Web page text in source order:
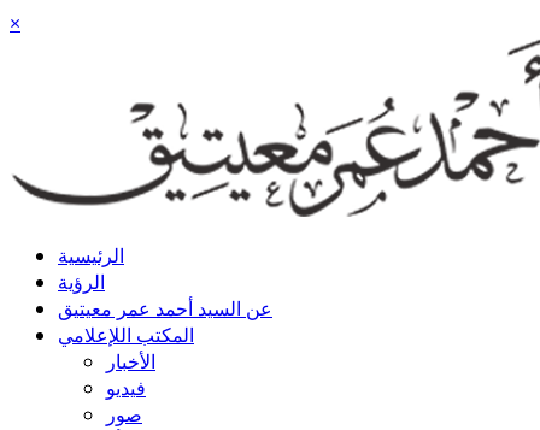
×
الرئيسية
الرؤية
عن السيد أحمد عمر معيتيق
المكتب اللإعلامي
الأخبار
فيديو
صور